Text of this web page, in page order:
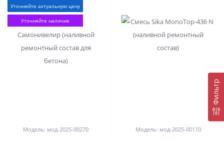
Фильтр
Уточняйте актуальную цену
Уточняйте наличие
Модель: мод-2025-00270 Модель: мод-2025-00110